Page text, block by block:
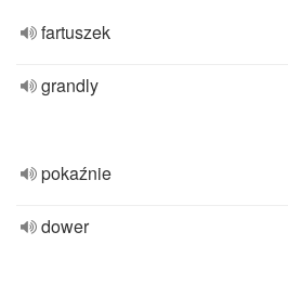
fartuszek
grandly
pokaźnie
dower